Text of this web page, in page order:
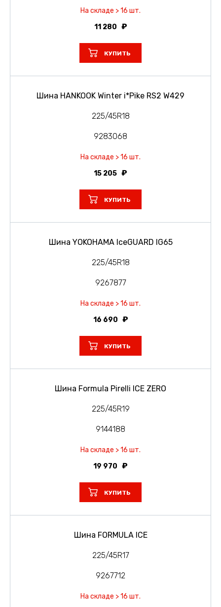
На складе > 16 шт.
11 280
КУПИТЬ
Шина HANKOOK Winter i*Pike RS2 W429
225/45R18
9283068
На складе > 16 шт.
15 205
КУПИТЬ
Шина YOKOHAMA IceGUARD IG65
225/45R18
9267877
На складе > 16 шт.
16 690
КУПИТЬ
Шина Formula Pirelli ICE ZERO
225/45R19
9144188
На складе > 16 шт.
19 970
КУПИТЬ
Шина FORMULA ICE
225/45R17
9267712
На складе > 16 шт.